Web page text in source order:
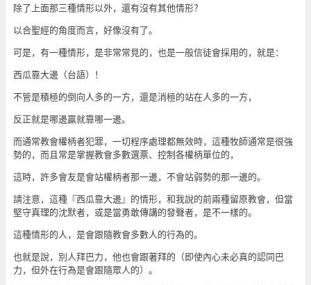
除了上面那三種情形以外，還有沒有其他情形？
以合聖經的角度而言，好像沒有了。
可是，有一種情形，是非常常見的，也是一般信徒會採用的，就是：
西瓜靠大邊（台語）！
不管是積極的倒向人多的一方，還是消極的站在人多的一方，
反正就是哪邊贏就靠哪一邊。
而通常教會權柄者犯罪，一切程序處理都無效時，這種牧師通常是很強
勢的，而且常是掌握教會多數選票、控制各權柄單位的，
這時，許多會友是會站權柄者那一邊，不會站弱勢的那一邊的。
請注意，這種『西瓜靠大邊』的情形，和我說的前兩種留原教會，但當
堅守真理的沈默者，或是當勇敢傳講的發聲者，是不一樣的。
這種情形的人，是會跟隨教會多數人的行為的。
也就是說，別人拜巴力，他也會跟著拜的（即使內心未必真的認同巴
力，但外在行為是會跟隨眾人的）。